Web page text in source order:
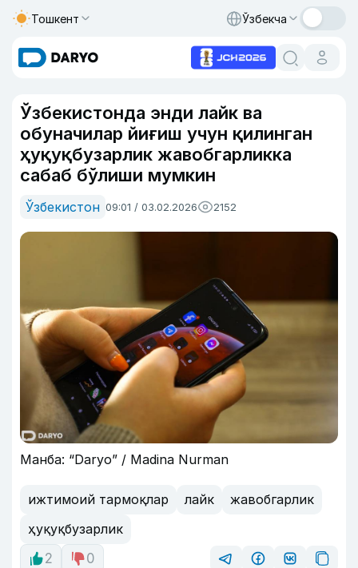
Тошкент Ўзбекча
Ўзбекистонда энди лайк ва
обуначилар йиғиш учун қилинган
ҳуқуқбузарлик жавобгарликка
сабаб бўлиши мумкин
Ўзбекистон 09:01 / 03.02.2026 2152
Манба: “Daryo” / Madina Nurman
ижтимоий тармоқлар лайк
жавобгарлик
ҳуқуқбузарлик
2
0